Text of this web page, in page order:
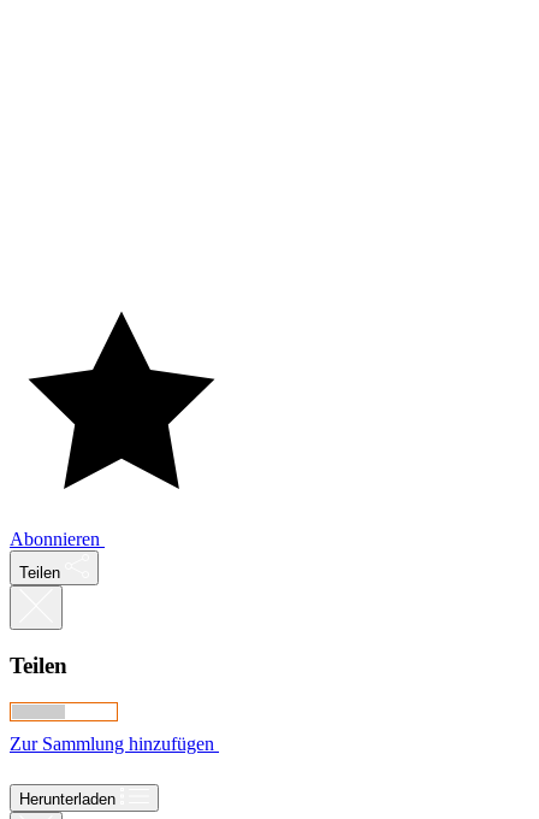
Abonnieren
Teilen
Teilen
Zur Sammlung hinzufügen
Herunterladen